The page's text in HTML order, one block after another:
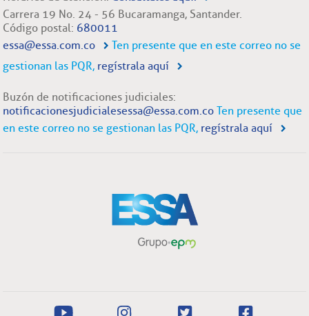
Carrera 19 No. 24 - 56 Bucaramanga, Santander.
Código postal: 680011
essa@essa.com.co
Ten presente que en este correo no se
gestionan las PQR, regístrala aquí
Buzón de notificaciones judiciales:
notificacionesjudicialesessa@essa.com.co Ten presente que
en este correo no se gestionan las PQR, regístrala aquí